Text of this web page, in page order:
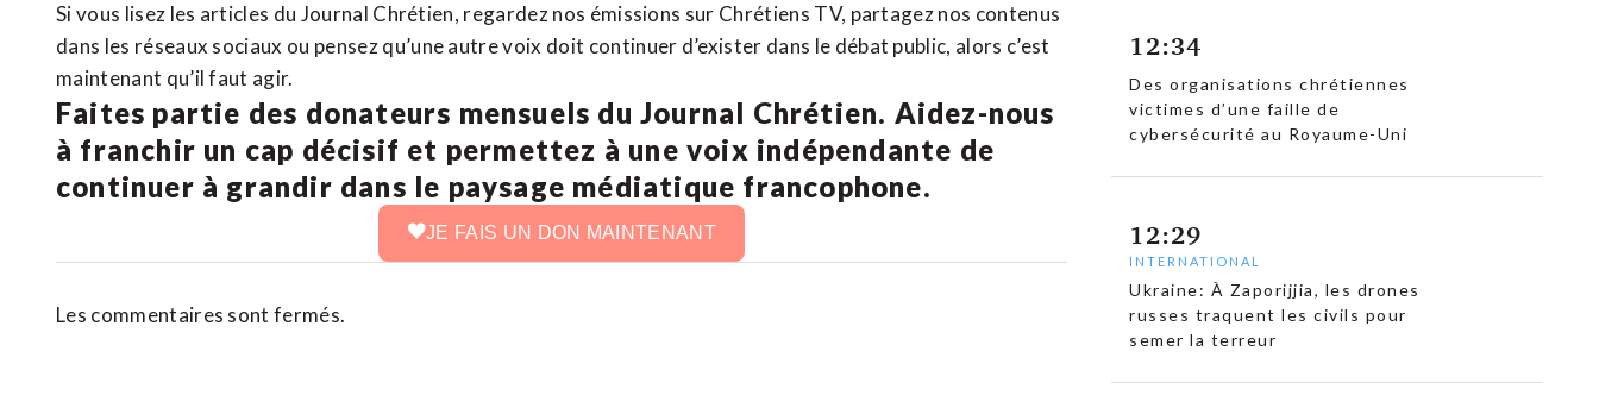
Si vous lisez les articles du Journal Chrétien, regardez nos émissions sur Chrétiens TV, partagez nos contenus
dans les réseaux sociaux ou pensez qu’une autre voix doit continuer d’exister dans le débat public, alors c’est
maintenant qu’il faut agir.
Faites partie des donateurs mensuels du Journal Chrétien. Aidez-nous
à franchir un cap décisif et permettez à une voix indépendante de
continuer à grandir dans le paysage médiatique francophone.
JE FAIS UN DON MAINTENANT
Les commentaires sont fermés.
12:34
Des organisations chrétiennes
victimes d’une faille de
cybersécurité au Royaume-Uni
12:29
INTERNATIONAL
Ukraine: À Zaporijjia, les drones
russes traquent les civils pour
semer la terreur